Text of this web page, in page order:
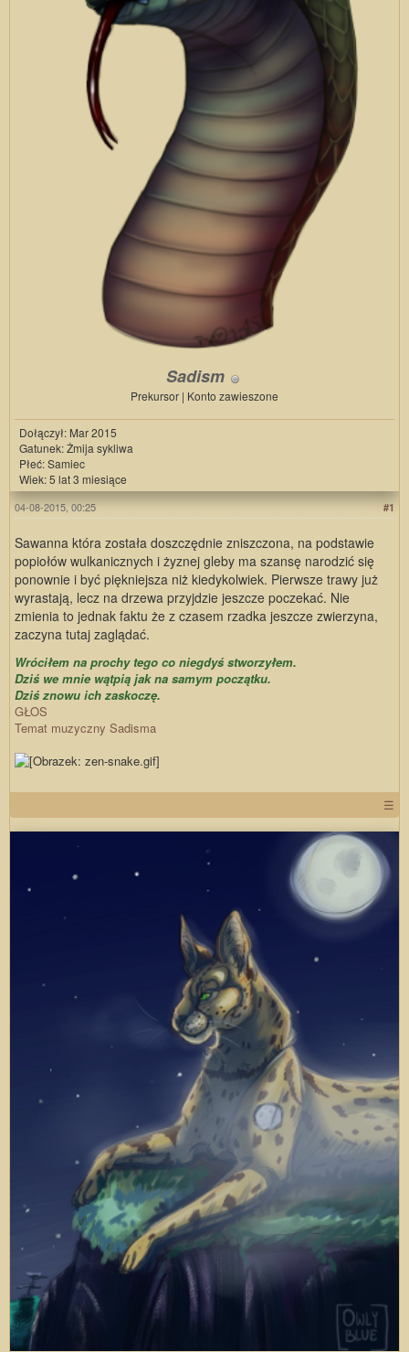
Sadism
Prekursor | Konto zawieszone
Dołączył: Mar 2015
Gatunek: Żmija sykliwa
Płeć: Samiec
Wiek: 5 lat 3 miesiące
#1
04-08-2015, 00:25
Sawanna która została doszczędnie zniszczona, na podstawie
popiołów wulkanicznych i żyznej gleby ma szansę narodzić się
ponownie i być piękniejsza niż kiedykolwiek. Pierwsze trawy już
wyrastają, lecz na drzewa przyjdzie jeszcze poczekać. Nie
zmienia to jednak faktu że z czasem rzadka jeszcze zwierzyna,
zaczyna tutaj zaglądać.
Wróciłem na prochy tego co niegdyś stworzyłem.
Dziś we mnie wątpią jak na samym początku.
Dziś znowu ich zaskoczę.
GŁOS
Temat muzyczny Sadisma
☰